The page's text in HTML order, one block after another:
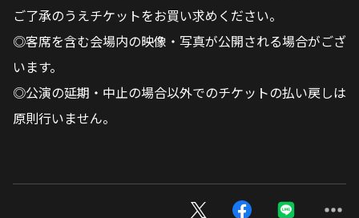
ご了承のうえチケットをお買い求めください。
◎客席を含む会場内の映像・写真が公開される場合がござ
います。
◎公演の延期・中止の場合以外でのチケットの払い戻しは
原則行いません。